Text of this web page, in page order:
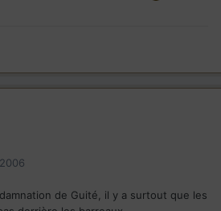
de Guité, il y a surtout que les